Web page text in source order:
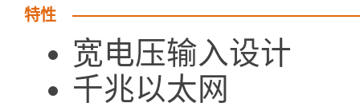
特性
宽电压输入设计
千兆以太网